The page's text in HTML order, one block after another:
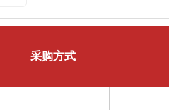
采购方式